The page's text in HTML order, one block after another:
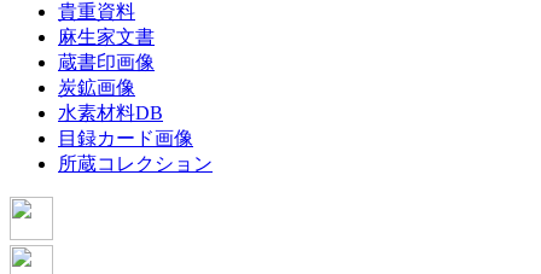
貴重資料
麻生家文書
蔵書印画像
炭鉱画像
水素材料DB
目録カード画像
所蔵コレクション